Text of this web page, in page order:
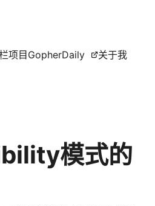
项目 GopherDaily 关于我
模式的